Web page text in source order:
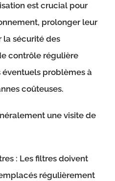
est crucial pour
prolonger leur
la sécurité des
contrôle régulière
problèmes à
coûteuses.
une visite de
: Les filtres doivent
régulièrement